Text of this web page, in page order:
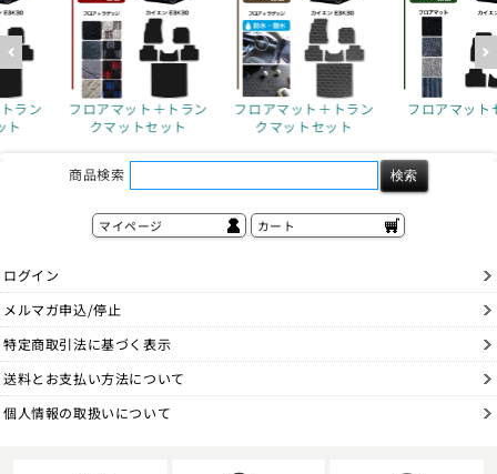
ラン
ト
フロアマット＋トラン
クマットセット
フロアマットセット
フロアマット
商品検索
マイページ カート
ログイン
メルマガ申込/停止
特定商取引法に基づく表示
送料とお支払い方法について
個人情報の取扱いについて